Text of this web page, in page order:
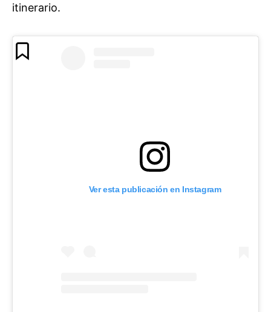
itinerario.
Ver esta publicación en Instagram